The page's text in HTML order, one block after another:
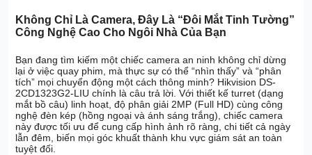
Không Chỉ Là Camera, Đây Là “Đôi Mắt Tinh Tường”
Công Nghệ Cao Cho Ngôi Nhà Của Bạn
Bạn đang tìm kiếm một chiếc camera an ninh không chỉ dừng
lại ở việc quay phim, mà thực sự có thể “nhìn thấy” và “phân
tích” mọi chuyển động một cách thông minh? Hikvision DS-
2CD1323G2-LIU chính là câu trả lời. Với thiết kế turret (dạng
mắt bồ câu) linh hoạt, độ phân giải 2MP (Full HD) cùng công
nghệ đèn kép (hồng ngoại và ánh sáng trắng), chiếc camera
này được tối ưu để cung cấp hình ảnh rõ ràng, chi tiết cả ngày
lẫn đêm, biến mọi góc khuất thành khu vực giám sát an toàn
tuyệt đối.